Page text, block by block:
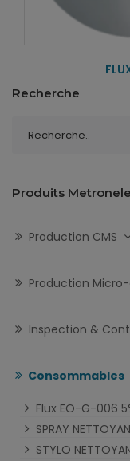
Recherche
Produits
Production CMS
Production
Inspection &
Consommables
Flux EO-G-006
SPRAY
STYLO